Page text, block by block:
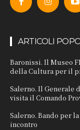
ARTICOLI
Baronissi. Il Museo
della Cultura per il
Salerno. Il Generale
visita il Comando
Salerno. Bando per
incontro